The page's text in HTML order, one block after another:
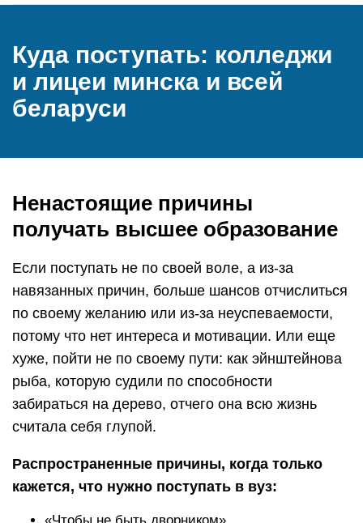
Куда поступать: колледжи
и лицеи минска и всей
беларуси
Ненастоящие причины
получать высшее образование
Если поступать не по своей воле, а из-за
навязанных причин, больше шансов отчислиться
по своему желанию или из-за неуспеваемости,
потому что нет интереса и мотивации. Или еще
хуже, пойти не по своему пути: как эйнштейнова
рыба, которую судили по способности
забираться на дерево, отчего она всю жизнь
считала себя глупой.
Распространенные причины, когда только
кажется, что нужно поступать в вуз: